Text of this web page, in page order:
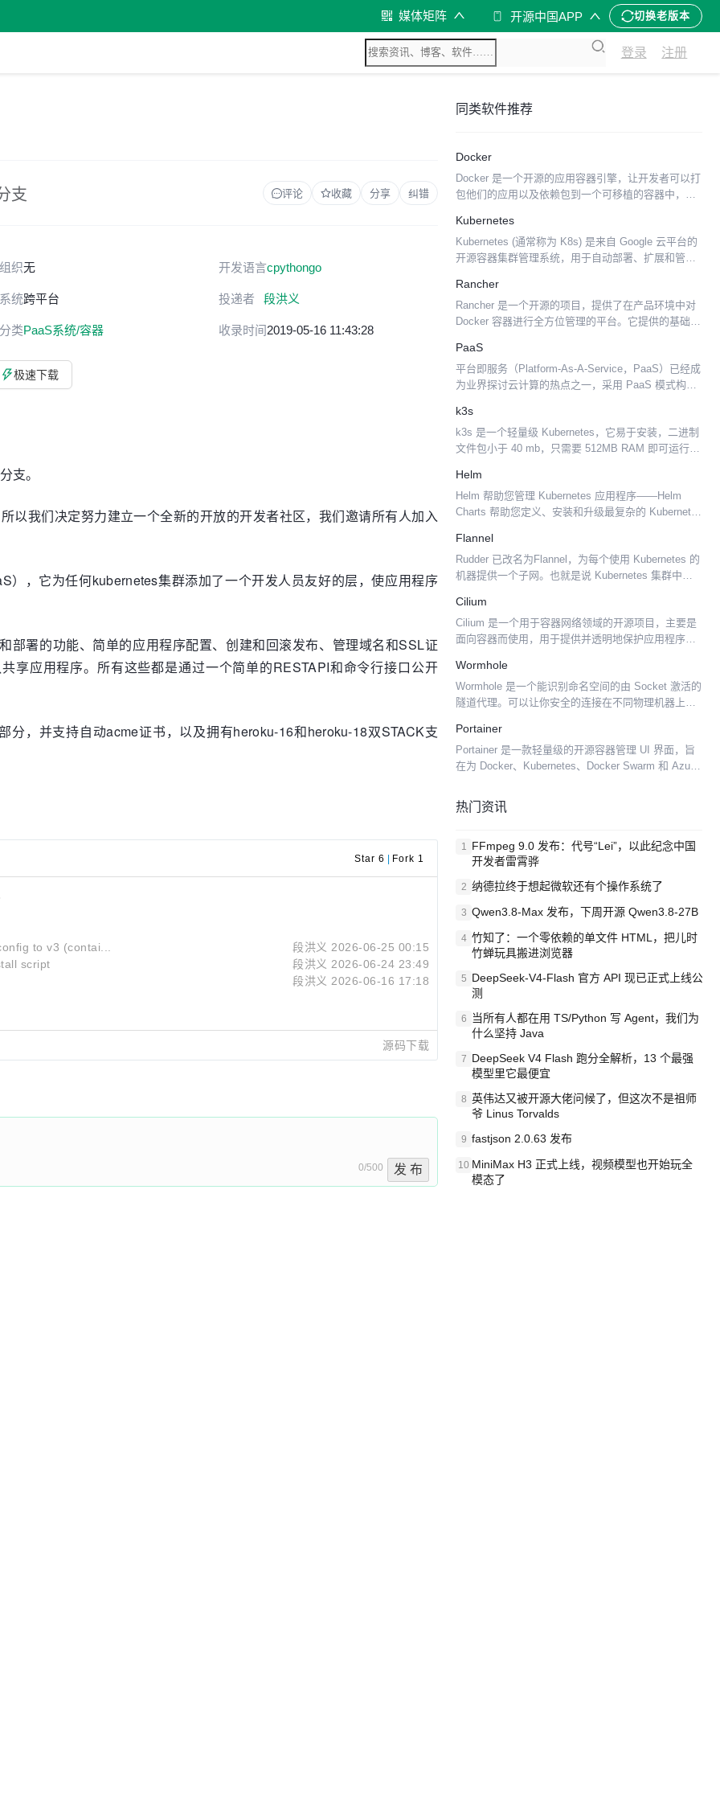
媒体矩阵 开源中国APP 切换老版本
登录 注册
支 评论 收藏 分享 纠错
织无 开发语言cpythongo
统跨平台 投递者 段洪义
类PaaS系统/容器 收录时间2019-05-16 11:43:28
极速下载
支。
以我们决定努力建立一个全新的开放的开发者社区，我们邀请所有人加入
），它为任何kubernetes集群添加了一个开发人员友好的层，使应用程序
部署的功能、简单的应用程序配置、创建和回滚发布、管理域名和SSL证
享应用程序。所有这些都是通过一个简单的RESTAPI和命令行接口公开
分，并支持自动acme证书，以及拥有heroku-16和heroku-18双STACK支
Star 6 Fork 1
to v3 (contai... 段洪义 2026-06-25 00:15
script
段洪义 2026-06-24 23:49
段洪义 2026-06-16 17:18
源码下载
0/500 发 布
同类软件推荐
Docker
Docker 是一个开源的应用容器引擎，让开发者可以打
包他们的应用以及依赖包到一个可移植的容器中，然
化。 容器是完全使用沙箱机制，相互之间不会有任...
Kubernetes
Kubernetes (通常称为 K8s) 是来自 Google 云平台的
开源容器集群管理系统，用于自动部署、扩展和管理
Docker 构建一个...
Rancher
Rancher 是一个开源的项目，提供了在产品环境中对
Docker 容器进行全方位管理的平台。它提供的基础架
快照等。集成了原生 Docker 管理能力，...
PaaS
平台即服务（Platform-As-A-Service，PaaS）已经成
为业界探讨云计算的热点之一，采用 PaaS 模式构建
（Cloud Computin...
k3s
k3s 是一个轻量级 Kubernetes，它易于安装，二进制
文件包小于 40 mb，只需要 512MB RAM 即可运行。
Helm
Helm 帮助您管理 Kubernetes 应用程序——Helm
Charts 帮助您定义、安装和升级最复杂的 Kubernetes
Flannel
Rudder 已改名为Flannel，为每个使用 Kubernetes 的
机器提供一个子网。也就是说 Kubernetes 集群中的
可以有 10....
Cilium
Cilium 是一个用于容器网络领域的开源项目，主要是
面向容器而使用，用于提供并透明地保护应用程序工
负载均衡。 Cilium 在第 3/4 层运行，以提供...
Wormhole
Wormhole 是一个能识别命名空间的由 Socket 激活的
隧道代理。可以让你安全的连接在不同物理机器上的
接运行在容器本机的服务或者在连接后...
Portainer
Portainer 是一款轻量级的开源容器管理 UI 界面，旨
在为 Docker、Kubernetes、Docker Swarm 和 Azure
技...
热门资讯
1 FFmpeg 9.0 发布：代号“Lei”，以此纪念中国
开发者雷霄骅
2 纳德拉终于想起微软还有个操作系统了
3 Qwen3.8-Max 发布，下周开源 Qwen3.8-27B
4 竹知了：一个零依赖的单文件 HTML，把儿时
竹蝉玩具搬进浏览器
5 DeepSeek-V4-Flash 官方 API 现已正式上线公
测
6 当所有人都在用 TS/Python 写 Agent，我们为
什么坚持 Java
7 DeepSeek V4 Flash 跑分全解析，13 个最强
模型里它最便宜
8 英伟达又被开源大佬问候了，但这次不是祖师
爷 Linus Torvalds
9 fastjson 2.0.63 发布
10 MiniMax H3 正式上线，视频模型也开始玩全
模态了